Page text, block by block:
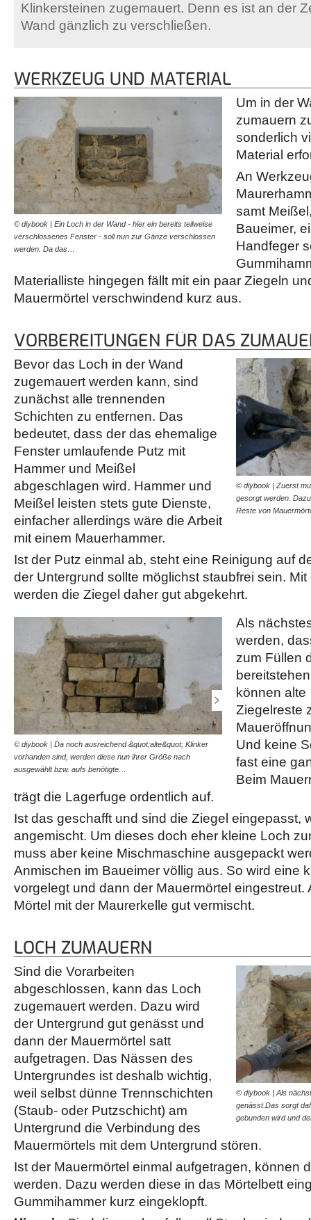
Klinkersteinen zugemauert. Denn es ist an der
Wand gänzlich zu verschließen.
WERKZEUG UND MATERIAL
© diybook | Ein Loch in der Wand - hier ein bereits teilweise
verschlossenes Fenster - soll nun zur Gänze verschlossen
werden. Da das…
Um in der
zumauern
sonderlich
Material
An
samt
Baueimer,
Handfeger
Materialliste hingegen fällt mit ein paar Ziegeln
Mauermörtel verschwindend kurz aus.
VORBEREITUNGEN FÜR DAS
© diybook | Zuerst
gesorgt werden.
Reste von
Bevor das Loch in der Wand
zugemauert werden kann, sind
zunächst alle trennenden
Schichten zu entfernen. Das
bedeutet, dass der das ehemalige
Fenster umlaufende Putz mit
Hammer und Meißel
abgeschlagen wird. Hammer und
Meißel leisten stets gute Dienste,
einfacher allerdings wäre die Arbeit
mit einem Mauerhammer.
Ist der Putz einmal ab, steht eine Reinigung auf
der Untergrund sollte möglichst staubfrei sein.
werden die Ziegel daher gut abgekehrt.
© diybook | Da noch ausreichend &quot;alte&quot; Klinker
vorhanden sind, werden diese nun ihrer Größe nach
ausgewählt bzw. aufs benötigte…
© diybook | Was für das
fehlt, ist Mauermörtel.
im Baueimer angemischt.
Als
werden,
zum Füllen
können
Ziegelreste
Und keine
fast eine
Beim
trägt die Lagerfuge ordentlich auf.
Ist das geschafft und sind die Ziegel eingepasst,
angemischt. Um dieses doch eher kleine Loch
muss aber keine Mischmaschine ausgepackt
Anmischen im Baueimer völlig aus. So wird eine
vorgelegt und dann der Mauermörtel eingestreut.
Mörtel mit der Maurerkelle gut vermischt.
LOCH ZUMAUERN
© diybook | Als
genässt.Das sorgt
gebunden wird und
Sind die Vorarbeiten
abgeschlossen, kann das Loch
zugemauert werden. Dazu wird
der Untergrund gut genässt und
dann der Mauermörtel satt
aufgetragen. Das Nässen des
Untergrundes ist deshalb wichtig,
weil selbst dünne Trennschichten
(Staub- oder Putzschicht) am
Untergrund die Verbindung des
Mauermörtels mit dem Untergrund stören.
Ist der Mauermörtel einmal aufgetragen, können
werden. Dazu werden diese in das Mörtelbett
Gummihammer kurz eingeklopft.